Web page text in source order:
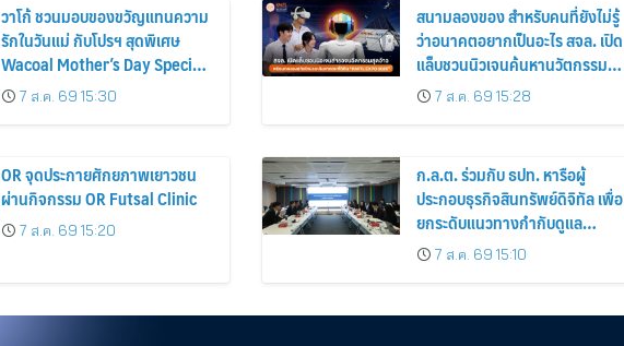
วาโก้ ชวนมอบของขวัญแทนความ
รักในวันแม่ กับโปรฯ สุดพิเศษ
Wacoal Mother’s Day Special
ลดทันที 30% เริ่ม 8 – 12 สิงหาคม
2569
7 ส.ค. 69 15:30
สนามลองของ สำหรับคนที่ยังไม่รู้
ว่าอนาคตอยากเป็นอะไร สจล. เปิด
แล็บชวนนิวเจนค้นหานวัตกรรมสุด
แปลกแต่มีอยู่จริง พร้อมทดลอง
สกิลใหม่และค้นหาคณะที่ใช่ใน
7 ส.ค. 69 15:28
OR จุดประกายศักยภาพเยาวชน
ผ่านกิจกรรม OR Futsal Clinic
7 ส.ค. 69 15:20
ก.ล.ต. ร่วมกับ ธปท. หารือผู้
ประกอบธุรกิจสินทรัพย์ดิจิทัล เพื่อ
ยกระดับแนวทางกำกับดูแล
ธุรกรรม stablecoin มุ่งสกัดกั้น
อาชญากรรมทางเทคโนโลยี
7 ส.ค. 69 15:10